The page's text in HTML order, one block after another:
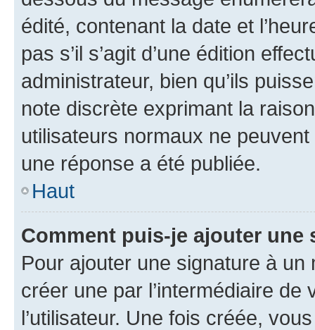
édité, contenant la date et
pas s’il s’agit d’une édition
administrateur, bien qu’ils
note discrète exprimant la
utilisateurs normaux ne
une réponse a été publiée.
Haut
Comment puis-je ajouter une
Pour ajouter une signature à un
créer une par l’intermédiaire
l’utilisateur. Une fois créée,